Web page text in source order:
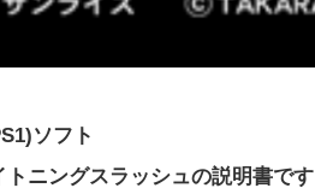
ソフト
ニングスラッシュの説明書です